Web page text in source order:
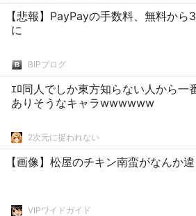
【悲報】PayPayの手数料、無料から
に
BIPブログ
ｴﾛ同人でしか東方知らない人から一
ありそうなキャラwwwwww
2次元に捉われない
【画像】松屋のチキン南蛮がなんか違
VIPワイドガイド